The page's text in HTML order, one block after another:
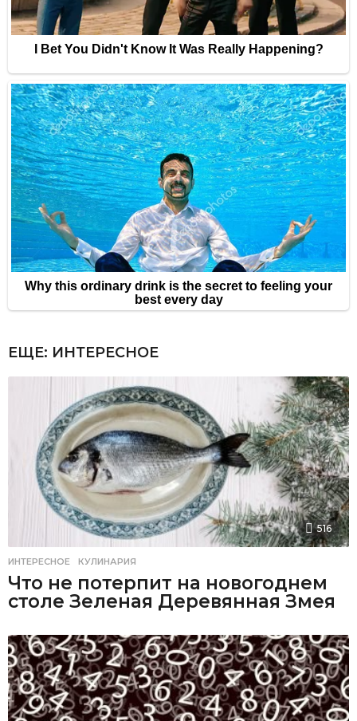
ЕЩЕ: ИНТЕРЕСНОЕ
516
ИНТЕРЕСНОЕ ,КУЛИНАРИЯ
Что не потерпит на новогоднем
столе Зеленая Деревянная Змея